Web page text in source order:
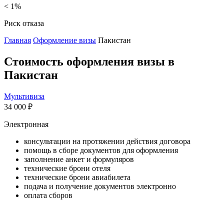
< 1%
Риск отказа
Главная Оформление визы Пакистан
Стоимость оформления визы в
Пакистан
Мультивиза
34 000 ₽
Электронная
консультации на протяжении действия договора
помощь в сборе документов для оформления
заполнение анкет и формуляров
технические брони отеля
технические брони авиабилета
подача и получение документов электронно
оплата сборов